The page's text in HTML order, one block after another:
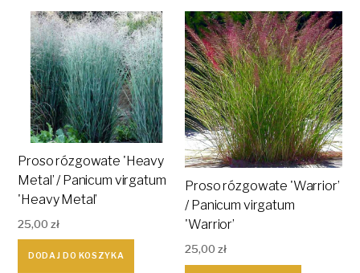
Proso rózgowate 'Heavy
Metal’ / Panicum virgatum
'Heavy Metal’
25,00zł
DODAJ DO KOSZYKA
Proso rózgowate 'Warrior’
/ Panicum virgatum
'Warrior’
25,00zł